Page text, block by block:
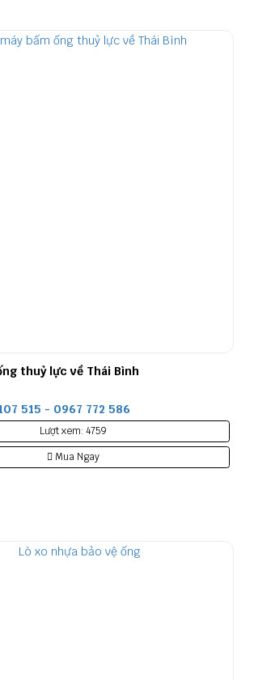
thuỷ lực về Thái Bình
515 - 0967 772 586
Lượt xem: 4759
Mua Ngay